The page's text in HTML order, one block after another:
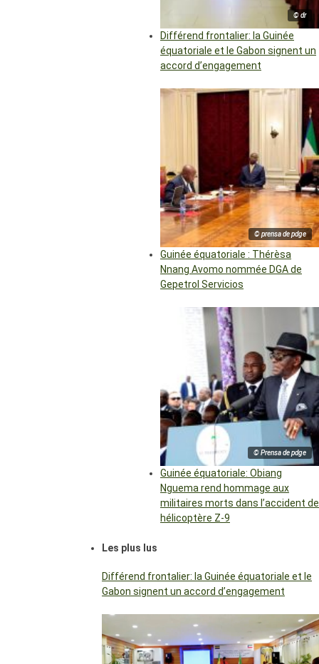
© dr
Différend frontalier: la Guinée
équatoriale et le Gabon signent un
accord d’engagement
© prensa de pdge
Guinée équatoriale : Thérèsa
Nnang Avomo nommée DGA de
Gepetrol Servicios
© Prensa de pdge
Guinée équatoriale: Obiang
Nguema rend hommage aux
militaires morts dans l’accident de
hélicoptère Z-9
Les plus lus
Différend frontalier: la Guinée équatoriale et le
Gabon signent un accord d’engagement